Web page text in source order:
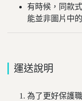
有時候，同款
能並非圖片中
運送說明
為了更好保護